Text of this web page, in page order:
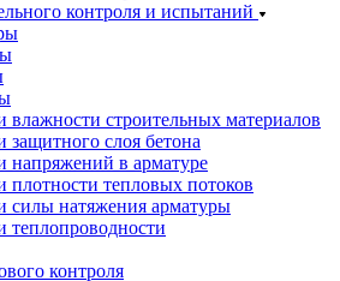
контроля и испытаний
влажности строительных материалов
защитного слоя бетона
напряжений в арматуре
плотности тепловых потоков
силы натяжения арматуры
теплопроводности